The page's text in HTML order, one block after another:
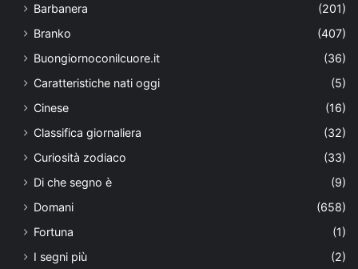
Barbanera
(201)
Branko
(407)
Buongiornoconilcuore.it
(36)
Caratteristiche nati oggi
(5)
Cinese
(16)
Classifica giornaliera
(32)
Curiosità zodiaco
(33)
Di che segno è
(9)
Domani
(658)
Fortuna
(1)
I segni più
(2)